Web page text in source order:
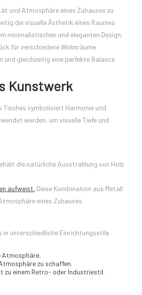
und Atmosphäre eines Zuhauses zu
die visuelle Ästhetik eines Raumes
minimalistischen und eleganten Design,
für verschiedene Wohnräume
und gleichzeitig eine perfekte Balance
Kunstwerk
Tisches symbolisiert Harmonie und
werden, um visuelle Tiefe und
die natürliche Ausstrahlung von Holz
aufweist. Diese Kombination aus Metall
eines Zuhauses.
in unterschiedliche Einrichtungsstile
Atmosphäre.
zu schaffen.
zu einem Retro- oder Industriestil.